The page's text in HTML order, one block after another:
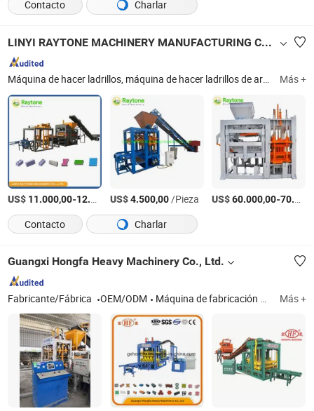
Contacto Charlar
LINYI RAYTONE MACHINERY MANUFACTURING CO., LTD.
Máquina de hacer ladrillos, máquina de hacer ladrillos de arcilla, máquina de hacer bloques, máquina de ladrillos, máquina de bloques, paleta Gmt, paleta de ladrillos, máquina de bloques simple, máquina de hacer bloques de concreto, máquina de hacer bloques para construcción Más +
US$ 11.000,00-12.000,00 /Pieza
US$4.500,00/Pieza US$60.000,00-70.000,00
Contacto Charlar
Guangxi Hongfa Heavy Machinery Co., Ltd.
Fabricante/Fábrica OEM/ODM Máquina de fabricación de bloques de concreto, máquina de fabricación de paneles de pared de EPS, línea de producción de bloques de AAC, máquina de fabricación de baldosas de concreto, máquina de fabricación de pilotes de cemento, planta de dosificación de concreto Más +